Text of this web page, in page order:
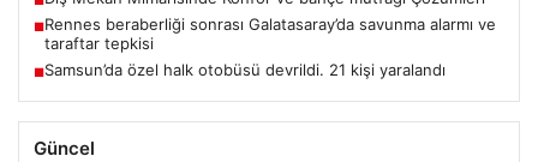
■Rennes beraberliği sonrası Galatasaray’da savunma alarmı ve
taraftar tepkisi
■Samsun’da özel halk otobüsü devrildi. 21 kişi yaralandı
Güncel